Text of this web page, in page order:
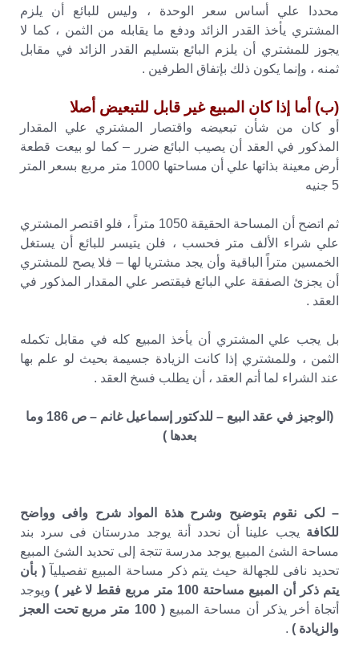
محددا علي أساس سعر الوحدة ، وليس للبائع أن يلزم
المشتري يأخذ القدر الزائد ودفع ما يقابله من الثمن ، كما لا
يجوز للمشتري أن يلزم البائع بتسليم القدر الزائد في مقابل
ثمنه ، وإنما يكون ذلك بإتفاق الطرفين .
(ب) أما إذا كان المبيع غير قابل للتبعيض أصلا
أو كان من شأن تبعيضه واقتصار المشتري علي المقدار
المذكور في العقد أن يصيب البائع ضرر – كما لو بيعت قطعة
أرض معينة بذاتها علي أن مساحتها 1000 متر مربع بسعر المتر
5 جنيه
ثم اتضح أن المساحة الحقيقة 1050 متراً ، فلو اقتصر المشتري
علي شراء الألف متر فحسب ، فلن يتيسر للبائع أن يستغل
الخمسين متراً الباقية وأن يجد مشتريا لها – فلا يصح للمشتري
أن يجزئ الصفقة علي البائع فيقتصر علي المقدار المذكور في
العقد .
بل يجب علي المشتري أن يأخذ المبيع كله في مقابل تكمله
الثمن ، وللمشتري إذا كانت الزيادة جسيمة بحيث لو علم بها
عند الشراء لما أتم العقد ، أن يطلب فسخ العقد .
(الوجيز في عقد البيع – للدكتور إسماعيل غانم – ص 186 وما
بعدها )
– لكى نقوم بتوضيح وشرح هذة المواد شرح وافى وواضح
للكافة يجب علينا أن نحدد أنة يوجد مدرستان فى سرد بند
مساحة الشئ المبيع يوجد مدرسة تتجة إلى تحديد الشئ المبيع
تحديد نافى للجهالة حيث يتم ذكر مساحة المبيع تفصيليآ( بأن
يتم ذكر أن المبيع مساحتة 100 متر مربع فقط لا غير )
ويوجد
أتجاة أخر يذكر أن مساحة المبيع
( 100 متر مربع تحت العجز
والزيادة ) .